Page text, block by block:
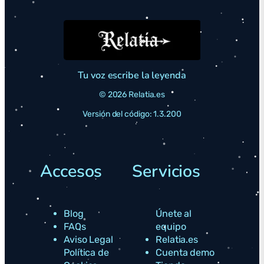
actuando anyway—modelo que coraje no es ausencia
miedo sino acción pese a miedo.Preparación
ensayo mental para adversidad: “si
protagonista sobrevivió esto, yo puedo manejar
problemas reales”.Tu voz escribe la leyenda
© 2026 Relatia.es
Versión del código: 1.3.200
Accesos
Blog
FAQs
Aviso Legal
Política de
Servicios
Únete al
equipo
Relatia.es
Cuenta demo